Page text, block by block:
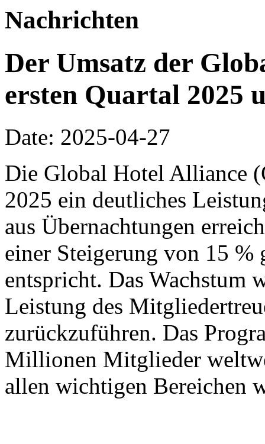
Nachrichten
Der Umsatz der
ersten Quartal 2025
Date: 2025-04-27
Die Global Hotel Alliance
2025 ein deutliches
aus Übernachtungen
einer Steigerung von 15 %
entspricht. Das Wachstum
Leistung des
zurückzuführen. Das
Millionen Mitglieder
allen wichtigen Bereichen